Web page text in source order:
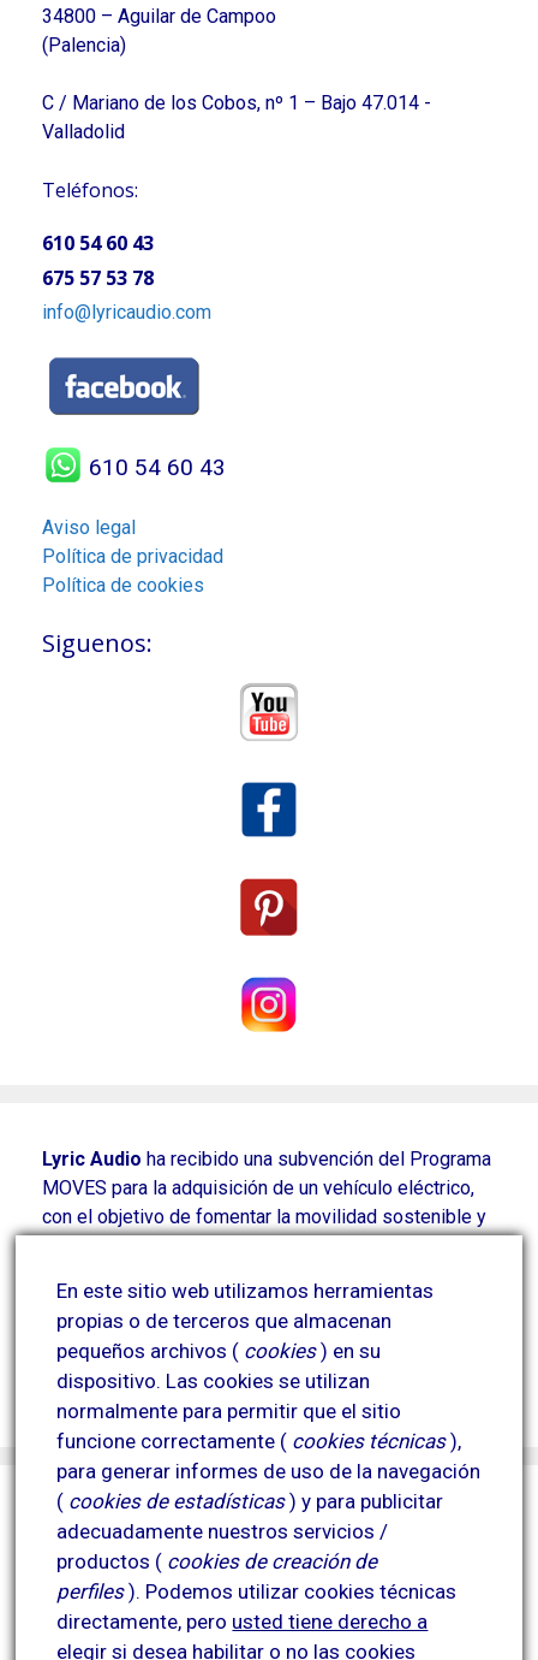
34800 – Aguilar de Campoo
(Palencia)
C / Mariano de los Cobos, nº 1 – Bajo 47.014 -
Valladolid
Teléfonos:
610 54 60 43
675 57 53 78
info@lyricaudio.com
610 54 60 43
Aviso legal
Política de privacidad
Política de cookies
Siguenos:
Lyric Audio ha recibido una subvención del Programa
MOVES para la adquisición de un vehículo eléctrico,
con el objetivo de fomentar la movilidad sostenible y
Esta actuación contribuye a la mejora de la eficiencia
energética y a la reducción del impacto ambiental.
Proyecto financiado por el Plan MOVES y
cofinanciado por la Unión Europea.
En este sitio web utilizamos herramientas
propias o de terceros que almacenan
pequeños archivos ( cookies) en su
dispositivo. Las cookies se utilizan
normalmente para permitir que el sitio
funcione correctamente ( cookies técnicas),
para generar informes de uso de la navegación
( cookies de estadísticas) y para publicitar
adecuadamente nuestros servicios /
productos ( cookies de creación de
perfiles). Podemos utilizar cookies técnicas
directamente, pero usted tiene derecho a
elegir si desea habilitar o no las cookies